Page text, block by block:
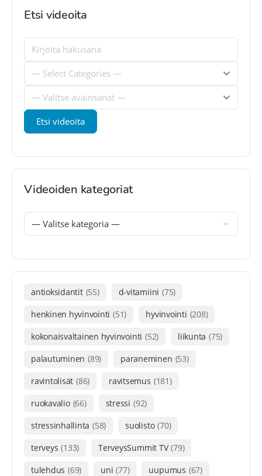
Etsi videoita
Videoiden kategoriat
antioksidantit (55) d-vitamiini (75)
henkinen hyvinvointi (51) hyvinvointi (208)
kokonaisvaltainen hyvinvointi (52) liikunta (75)
palautuminen (89) paraneminen (53)
ravintolisät (86) ravitsemus (181)
ruokavalio (66) stressi (92)
stressinhallinta (58) suolisto (70)
terveys (133) TerveysSummit TV (79)
tulehdus (69) uni (77) uupumus (67)